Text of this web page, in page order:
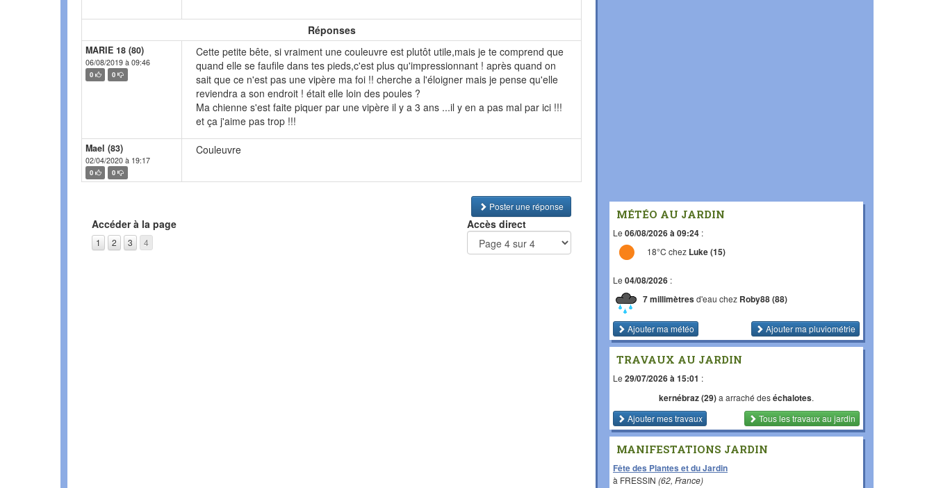
Réponses
MARIE 18 (80)
06/08/2019 à 09:46
0 0
Cette petite bête, si vraiment une couleuvre est plutôt utile,mais je te comprend que
quand elle se faufile dans tes pieds,c'est plus qu'impressionnant ! après quand on
sait que ce n'est pas une vipère ma foi !! cherche a l'éloigner mais je pense qu'elle
reviendra a son endroit ! était elle loin des poules ?
Ma chienne s'est faite piquer par une vipère il y a 3 ans ...il y en a pas mal par ici !!!
et ça j'aime pas trop !!!
Mael (83)
02/04/2020 à 19:17
0 0
Couleuvre
Poster une réponse
Accéder à la page
1 2 3 4
Accès direct
MÉTÉO AU JARDIN
Le 06/08/2026 à 09:24 :
18°C chez Luke (15)
Le 04/08/2026 :
7 millimètresd'eau chez Roby88 (88)
Ajouter ma météo Ajouter ma pluviométrie
TRAVAUX AU JARDIN
Le 29/07/2026 à 15:01 :
kernébraz (29)a arraché deséchalotes.
Ajouter mes travaux
Tous les travauxau jardin
MANIFESTATIONS JARDIN
Fête des Plantes et du Jardin
à FRESSIN (62, France)